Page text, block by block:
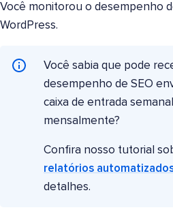
Você monitorou o desempenho
WordPress.
Você sabia que pode
desempenho de SEO
caixa de entrada
mensalmente?
Confira nosso tutorial
relatórios
detalhes.